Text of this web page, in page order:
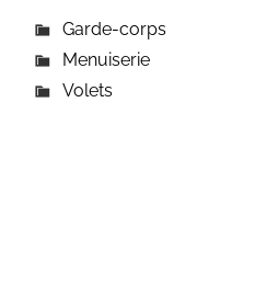
Garde-corps
Menuiserie
Volets